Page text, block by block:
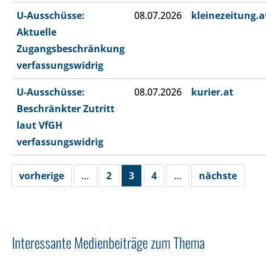
U-Ausschüsse:
Aktuelle
Zugangsbeschränkung
verfassungswidrig
08.07.2026
U-Ausschüsse:
Beschränkter Zutritt
laut VfGH
verfassungswidrig
08.07.2026 kurier.at
vorherige … 2 3 4 … nächste
Interessante Medienbeiträge zum Thema